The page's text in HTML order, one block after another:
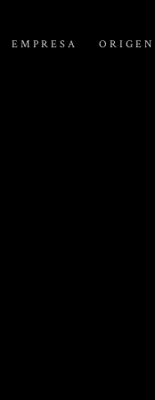
EMPRESA ORIGEN